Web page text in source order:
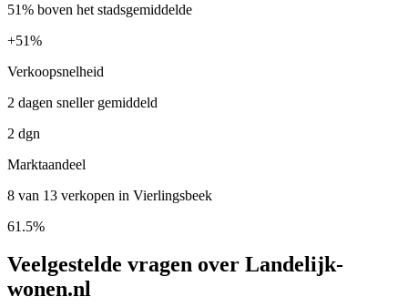
51% boven het stadsgemiddelde
+51%
Verkoopsnelheid
2 dagen sneller gemiddeld
2 dgn
Marktaandeel
8 van 13 verkopen in Vierlingsbeek
61.5%
Veelgestelde vragen over Landelijk-
wonen.nl